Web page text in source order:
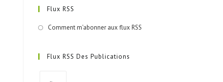
Flux RSS
Comment m'abonner aux flux RSS
Flux RSS Des Publications